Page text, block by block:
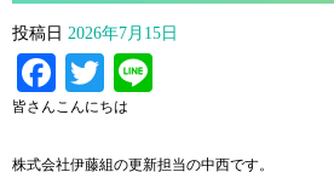
投稿日 2026年7月15日
Facebook
Twitter
皆さんこんにちは
株式会社伊藤組の更新担当の中西です。